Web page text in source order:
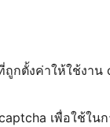
ถูกตั้งค่าให้ใช้งา
เพื่อใช้ในก